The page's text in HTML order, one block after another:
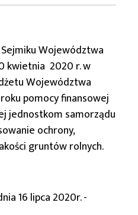
Województwa
kwietnia 2020 r. w
Województwa
pomocy finansowej
jednostkom samorządu
ochrony,
gruntów rolnych.
16 lipca 2020r. -